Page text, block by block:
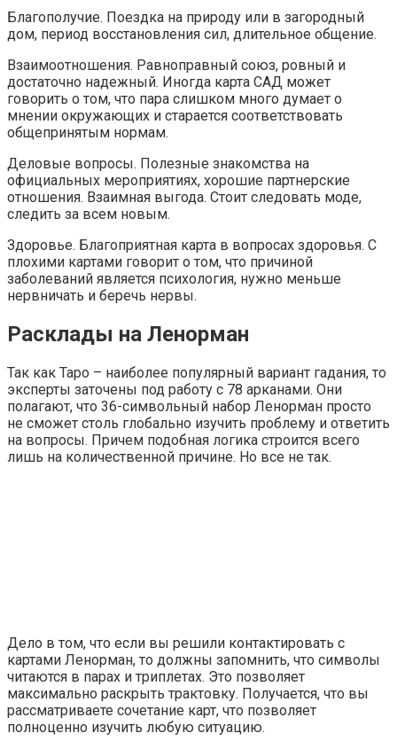
Благополучие. Поездка на природу или в загородный
дом, период восстановления сил, длительное общение.
Взаимоотношения. Равноправный союз, ровный и
достаточно надежный. Иногда карта САД может
говорить о том, что пара слишком много думает о
мнении окружающих и старается соответствовать
общепринятым нормам.
Деловые вопросы. Полезные знакомства на
официальных мероприятиях, хорошие партнерские
отношения. Взаимная выгода. Стоит следовать моде,
следить за всем новым.
Здоровье. Благоприятная карта в вопросах здоровья. С
плохими картами говорит о том, что причиной
заболеваний является психология, нужно меньше
нервничать и беречь нервы.
Расклады на Ленорман
Так как Таро – наиболее популярный вариант гадания, то
эксперты заточены под работу с 78 арканами. Они
полагают, что 36-символьный набор Ленорман просто
не сможет столь глобально изучить проблему и ответить
на вопросы. Причем подобная логика строится всего
лишь на количественной причине. Но все не так.
Дело в том, что если вы решили контактировать с
картами Ленорман, то должны запомнить, что символы
читаются в парах и триплетах. Это позволяет
максимально раскрыть трактовку. Получается, что вы
рассматриваете сочетание карт, что позволяет
полноценно изучить любую ситуацию.